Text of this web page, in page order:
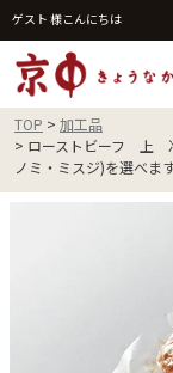
ゲスト 様こんにちは
TOP
加工品
ローストビーフ 上
ノミ・ミスジ)を選べま